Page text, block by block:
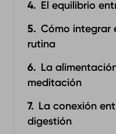
El equilibrio
Cómo integrar
rutina
La
meditación
La conexión
digestión